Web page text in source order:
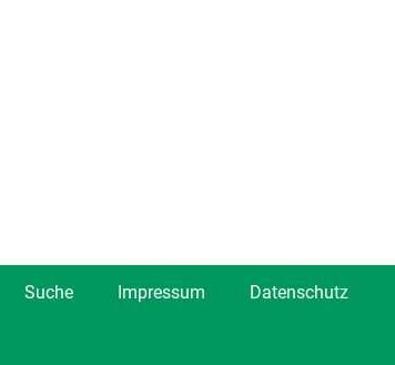
Datenschutz
Impressum
Suche